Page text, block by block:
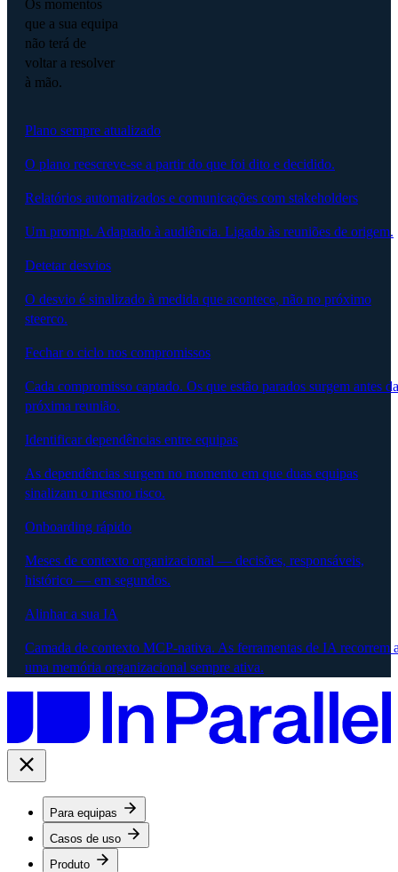
Os momentos
que a sua equipa
não terá de
voltar a resolver
à mão.
Plano sempre atualizado
O plano reescreve-se a partir do que foi dito e decidido.
Relatórios automatizados e comunicações com stakeholders
Um prompt. Adaptado à audiência. Ligado às reuniões de origem.
Detetar desvios
O desvio é sinalizado à medida que acontece, não no próximo
steerco.
Fechar o ciclo nos compromissos
Cada compromisso captado. Os que estão parados surgem antes da
próxima reunião.
Identificar dependências entre equipas
As dependências surgem no momento em que duas equipas
sinalizam o mesmo risco.
Onboarding rápido
Meses de contexto organizacional — decisões, responsáveis,
histórico — em segundos.
Alinhar a sua IA
Camada de contexto MCP-nativa. As ferramentas de IA recorrem
uma memória organizacional sempre ativa.
Para equipas
Casos de uso
Produto